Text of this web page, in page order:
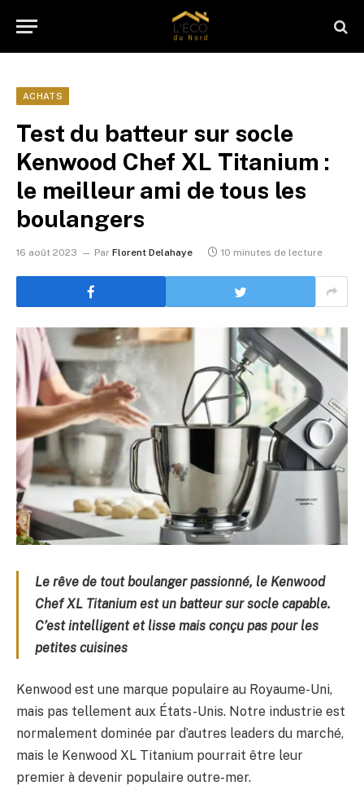
ACHATS
Test du batteur sur socle
Kenwood Chef XL Titanium :
le meilleur ami de tous les
boulangers
16 août 2023 Par Florent Delahaye 10 minutes de lecture
Le rêve de tout boulanger passionné, le Kenwood
Chef XL Titanium est un batteur sur socle capable.
C’est intelligent et lisse mais conçu pas pour les
petites cuisines
Kenwood est une marque populaire au Royaume-Uni,
mais pas tellement aux États-Unis. Notre industrie est
normalement dominée par d’autres leaders du marché,
mais le Kenwood XL Titanium pourrait être leur
premier à devenir populaire outre-mer.